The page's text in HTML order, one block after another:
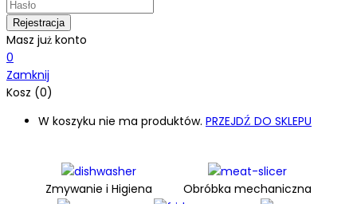
Masz już konto
0
Zamknij
Kosz (0)
W koszyku nie ma produktów. PRZEJDŹ DO SKLEPU
Zmywanie i Higiena Obróbka mechaniczna